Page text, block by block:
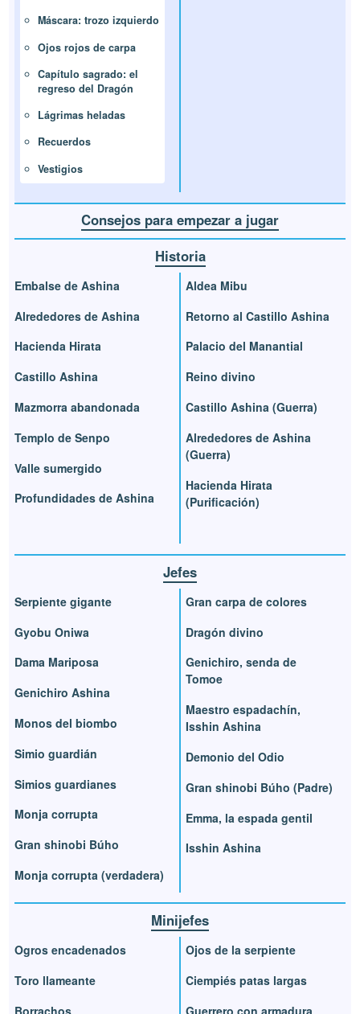
Máscara: trozo izquierdo
Ojos rojos de carpa
Capítulo sagrado: el
regreso del Dragón
Lágrimas heladas
Recuerdos
Vestigios
Consejos para empezar a jugar
Historia
Embalse de Ashina
Alrededores de Ashina
Hacienda Hirata
Castillo Ashina
Mazmorra abandonada
Templo de Senpo
Valle sumergido
Profundidades de Ashina
Aldea Mibu
Retorno al Castillo Ashina
Palacio del Manantial
Reino divino
Castillo Ashina (Guerra)
Alrededores de Ashina
(Guerra)
Hacienda Hirata
(Purificación)
Jefes
Serpiente gigante
Gyobu Oniwa
Dama Mariposa
Genichiro Ashina
Monos del biombo
Simio guardián
Simios guardianes
Monja corrupta
Gran shinobi Búho
Monja corrupta (verdadera)
Gran carpa de colores
Dragón divino
Genichiro, senda de
Tomoe
Maestro espadachín,
Isshin Ashina
Demonio del Odio
Gran shinobi Búho (Padre)
Emma, la espada gentil
Isshin Ashina
Minijefes
Ogros encadenados
Toro llameante
Borrachos
Ojos de la serpiente
Ciempiés patas largas
Guerrero con armadura